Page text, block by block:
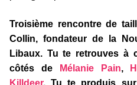
Troisième rencontre de
Collin, fondateur de la
Libaux. Tu te retrouves à
côtés de
Mélanie Pain,
Killdeer. Tu te produis sur